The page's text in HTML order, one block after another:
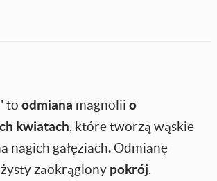
to odmiana magnolii o
kwiatach, które tworzą wąskie
nagich gałęziach. Odmianę
zaokrąglony pokrój.